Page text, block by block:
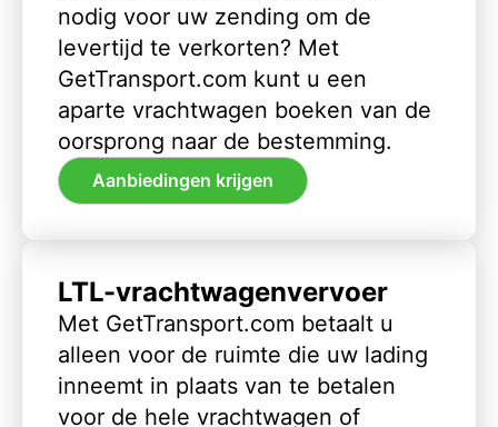
nodig voor uw zending om de
levertijd te verkorten? Met
GetTransport.com kunt u een
aparte vrachtwagen boeken van de
oorsprong naar de bestemming.
Aanbiedingen krijgen
LTL-vrachtwagenvervoer
Met GetTransport.com betaalt u
alleen voor de ruimte die uw lading
inneemt in plaats van te betalen
voor de hele vrachtwagen of